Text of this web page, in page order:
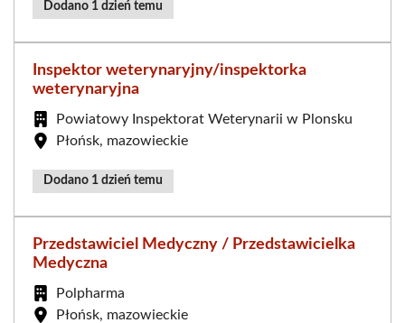
Dodano 1 dzień temu
Inspektor weterynaryjny/inspektorka
weterynaryjna
Powiatowy Inspektorat Weterynarii w Plonsku
Płońsk, mazowieckie
Dodano 1 dzień temu
Przedstawiciel Medyczny / Przedstawicielka
Medyczna
Polpharma
Płońsk, mazowieckie